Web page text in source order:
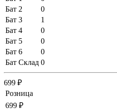
Бат 2
0
Бат 3
1
Бат 4
0
Бат 5
0
Бат 6
0
Бат Склад 0
699 ₽
Розница
699 ₽